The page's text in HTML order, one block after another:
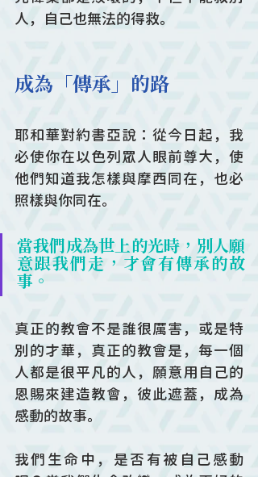
人，自己也無法的得救。
成為「傳承」的路
耶和華對約書亞說：從今日起，我
必使你在以色列眾人眼前尊大，使
他們知道我怎樣與摩西同在，也必
照樣與你同在。
當我們成為世上的光時，別人願
意跟我們走，才會有傳承的故
事。
真正的教會不是誰很厲害，或是特
別的才華，真正的教會是，每一個
人都是很平凡的人，願意用自己的
恩賜來建造教會，彼此遮蓋，成為
感動的故事。
我們生命中，是否有被自己感動